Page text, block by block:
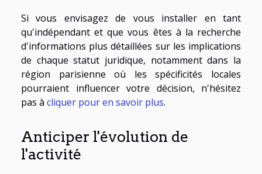
Si vous envisagez de vous installer en tant
qu'indépendant et que vous êtes à la recherche
d'informations plus détaillées sur les implications
de chaque statut juridique, notamment dans la
région parisienne où les spécificités locales
pourraient influencer votre décision, n'hésitez
pas à cliquer pour en savoir plus.
Anticiper l'évolution de
l'activité